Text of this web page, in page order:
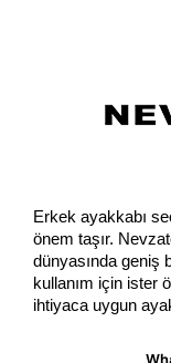
Erkek ayakkabı
önem taşır.
dünyasında geniş
kullanım için ister
ihtiyaca uygun